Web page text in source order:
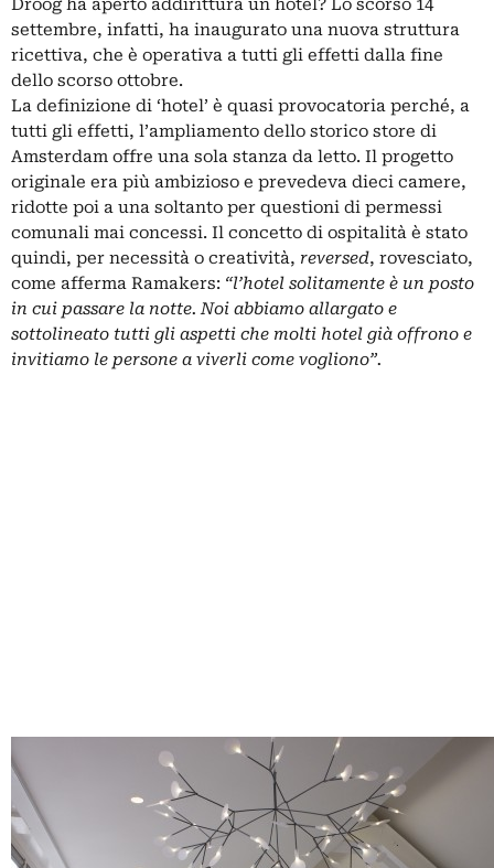
Droog ha aperto addirittura un hotel? Lo scorso 14
settembre, infatti, ha inaugurato una nuova struttura
ricettiva, che è operativa a tutti gli effetti dalla fine
dello scorso ottobre.
La definizione di ‘hotel’ è quasi provocatoria perché, a
tutti gli effetti, l’ampliamento dello storico store di
Amsterdam offre una sola stanza da letto. Il progetto
originale era più ambizioso e prevedeva dieci camere,
ridotte poi a una soltanto per questioni di permessi
comunali mai concessi. Il concetto di ospitalità è stato
quindi, per necessità o creatività, reversed, rovesciato,
come afferma Ramakers: “l’hotel solitamente è un posto
in cui passare la notte. Noi abbiamo allargato e
sottolineato tutti gli aspetti che molti hotel già offrono e
invitiamo le persone a viverli come vogliono”.